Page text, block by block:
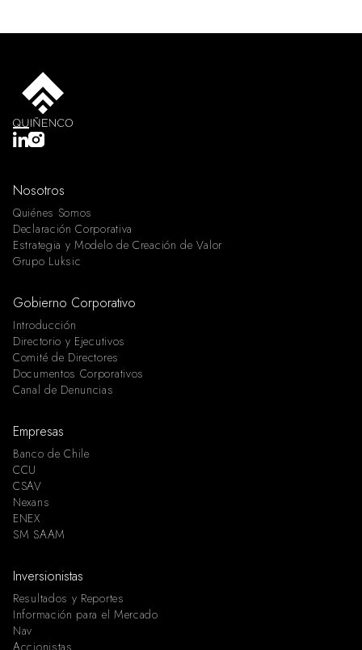
Nosotros
Quiénes Somos
Declaración Corporativa
Estrategia y Modelo de Creación de Valor
Grupo Luksic
Gobierno Corporativo
Introducción
Directorio y Ejecutivos
Comité de Directores
Documentos Corporativos
Canal de Denuncias
Empresas
Banco de Chile
CCU
CSAV
Nexans
ENEX
SM SAAM
Inversionistas
Resultados y Reportes
Información para el Mercado
Nav
Accionistas